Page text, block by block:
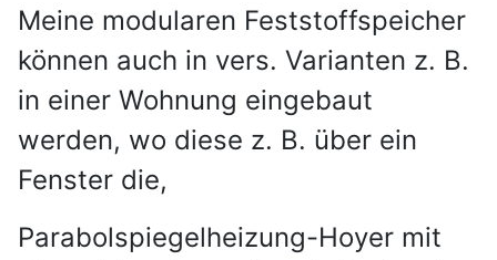
Meine modularen Feststoffspeicher
können auch in vers. Varianten z. B.
in einer Wohnung eingebaut
werden, wo diese z. B. über ein
Fenster die,
Parabolspiegelheizung-Hoyer mit